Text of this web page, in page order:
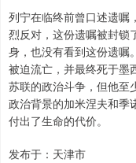
列宁在临终前曾口述遗嘱
烈反对，这份遗嘱被封锁
身，也没有看到这份遗嘱
被迫流亡，并最终死于墨
苏联的政治斗争，但他至
政治背景的加米涅夫和季
付出了生命的代价。
发布于：天津市